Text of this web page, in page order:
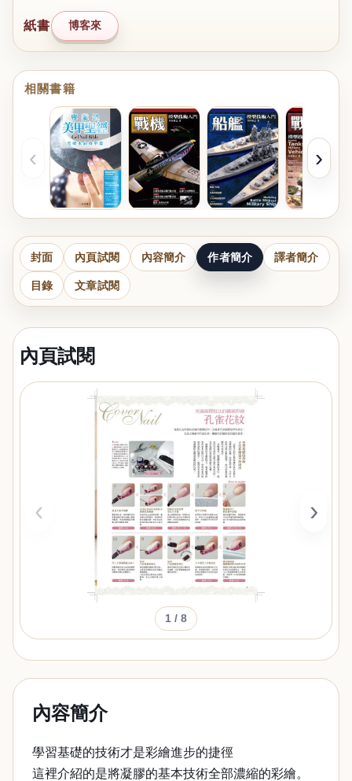
紙書 博客來
相關書籍
‹ ›
封面 內頁試閱 內容簡介 作者簡介 譯者簡介
目錄 文章試閱
內頁試閱
‹ ›
1 / 8
內容簡介
學習基礎的技術才是彩繪進步的捷徑
這裡介紹的是將凝膠的基本技術全部濃縮的彩繪。